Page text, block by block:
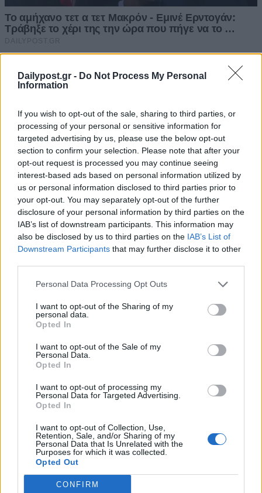
Dailypost.gr - Do Not Process My Personal
Information
If you wish to opt-out of the sale, sharing to third parties, or
processing of your personal or sensitive information for
targeted advertising by us, please use the below opt-out
section to confirm your selection. Please note that after your
opt-out request is processed you may continue seeing
interest-based ads based on personal information utilized by
us or personal information disclosed to third parties prior to
your opt-out. You may separately opt-out of the further
disclosure of your personal information by third parties on the
IAB’s list of downstream participants. This information may
also be disclosed by us to third parties on the IAB’s List of
Downstream Participants that may further disclose it to other
Personal Data Processing Opt Outs
I want to opt-out of the Sharing of my
personal data.
Opted In
I want to opt-out of the Sale of my
Personal Data.
Opted In
I want to opt-out of processing my
Personal Data for Targeted Advertising.
Opted In
I want to opt-out of Collection, Use,
Retention, Sale, and/or Sharing of my
Personal Data that Is Unrelated with the
Purposes for which it was collected.
Opted Out
CONFIRM